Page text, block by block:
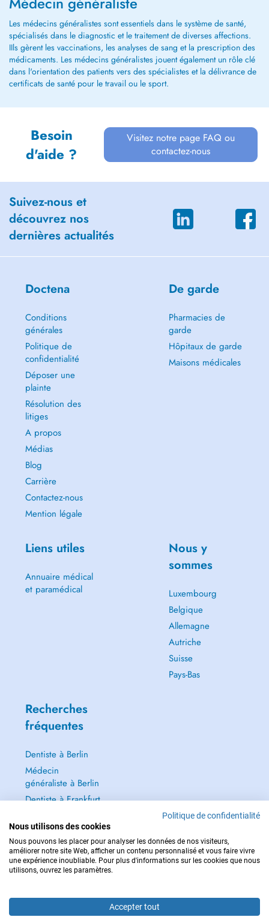
Les médecins généralistes sont essentiels dans le système de santé,
spécialisés dans le diagnostic et le traitement de diverses affections.
IIls gèrent les vaccinations, les analyses de sang et la prescription des
médicaments. Les médecins généralistes jouent également un rôle clé
dans l'orientation des patients vers des spécialistes et la délivrance de
certificats de santé pour le travail ou le sport.
Besoin
d'aide ?
Visitez notre page FAQ ou
contactez-nous
Suivez-nous et
découvrez nos
dernières actualités
Doctena
Conditions
générales
Politique de
confidentialité
Déposer une
plainte
Résolution des
litiges
A propos
Médias
Blog
Carrière
Contactez-nous
Mention légale
De garde
Pharmacies de
garde
Hôpitaux de garde
Maisons médicales
Liens utiles
Annuaire médical
et paramédical
Nous y
sommes
Luxembourg
Belgique
Allemagne
Autriche
Suisse
Pays-Bas
Recherches
fréquentes
Dentiste à Berlin
Médecin
généraliste à Berlin
Dentiste à Frankfurt
Frankfurt
Tout voir →
POUR LES URGENCES, CONSULTEZ : 112
Politique de confidentialité
Nous utilisons des cookies
Nous pouvons les placer pour analyser les données de nos visiteurs,
améliorer notre site Web, afficher un contenu personnalisé et vous faire vivre
une expérience inoubliable. Pour plus d'informations sur les cookies que nous
utilisons, ouvrez les paramètres.
Accepter tout